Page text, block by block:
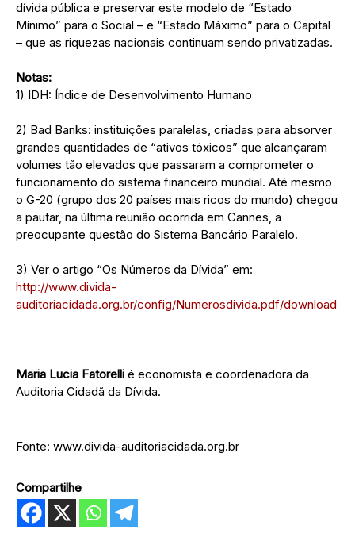
dívida pública e preservar este modelo de “Estado
Mínimo” para o Social – e “Estado Máximo” para o Capital
– que as riquezas nacionais continuam sendo privatizadas.
Notas:
1) IDH: Índice de Desenvolvimento Humano
2) Bad Banks: instituições paralelas, criadas para absorver
grandes quantidades de “ativos tóxicos” que alcançaram
volumes tão elevados que passaram a comprometer o
funcionamento do sistema financeiro mundial. Até mesmo
o G-20 (grupo dos 20 países mais ricos do mundo) chegou
a pautar, na última reunião ocorrida em Cannes, a
preocupante questão do Sistema Bancário Paralelo.
3) Ver o artigo “Os Números da Dívida” em:
http://www.divida-
auditoriacidada.org.br/config/Numerosdivida.pdf/download
Maria Lucia Fatorelli é economista e coordenadora da
Auditoria Cidadã da Dívida.
Fonte: www.divida-auditoriacidada.org.br
Compartilhe